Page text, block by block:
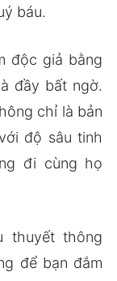
báu.
độc giả bằng
đầy bất ngờ.
chỉ là bản
độ sâu tinh
đi cùng họ
thuyết thông
để bạn đắm